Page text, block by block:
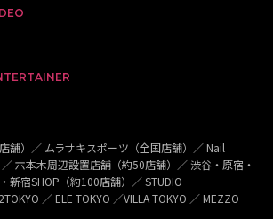
舗）／ ムラサキスポーツ（全国店舗）／ Nail
六本木周辺設置店舗（約50店舗）／ 渋谷・原宿・
新宿SHOP（約100店舗）／ STUDIO
／ ELE TOKYO ／VILLA TOKYO ／ MEZZO